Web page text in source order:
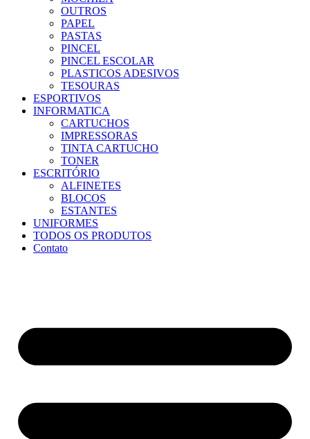
OUTROS
PAPEL
PASTAS
PINCEL
PINCEL ESCOLAR
PLASTICOS ADESIVOS
TESOURAS
ESPORTIVOS
INFORMATICA
CARTUCHOS
IMPRESSORAS
TINTA CARTUCHO
TONER
ESCRITÓRIO
ALFINETES
BLOCOS
ESTANTES
UNIFORMES
TODOS OS PRODUTOS
Contato